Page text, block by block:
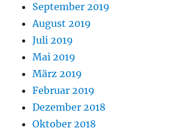
September 2019
August 2019
Juli 2019
Mai 2019
März 2019
Februar 2019
Dezember 2018
Oktober 2018